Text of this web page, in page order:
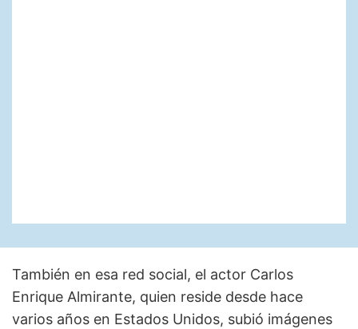
También en esa red social, el actor Carlos
Enrique Almirante, quien reside desde hace
varios años en Estados Unidos, subió imágenes